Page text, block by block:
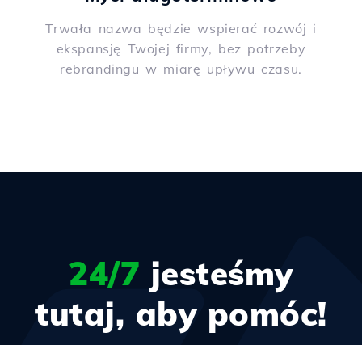
Trwała nazwa będzie wspierać rozwój i
ekspansję Twojej firmy, bez potrzeby
rebrandingu w miarę upływu czasu.
24/7 jesteśmy
tutaj, aby pomóc!